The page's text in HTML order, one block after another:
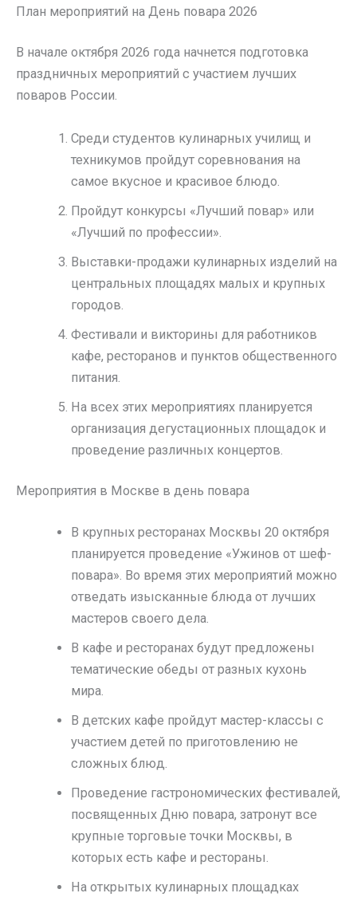
План мероприятий на День повара 2026
В начале октября 2026 года начнется подготовка
праздничных мероприятий с участием лучших
поваров России.
Среди студентов кулинарных училищ и
техникумов пройдут соревнования на
самое вкусное и красивое блюдо.
Пройдут конкурсы «Лучший повар» или
«Лучший по профессии».
Выставки-продажи кулинарных изделий на
центральных площадях малых и крупных
городов.
Фестивали и викторины для работников
кафе, ресторанов и пунктов общественного
питания.
На всех этих мероприятиях планируется
организация дегустационных площадок и
проведение различных концертов.
Мероприятия в Москве в день повара
В крупных ресторанах Москвы 20 октября
планируется проведение «Ужинов от шеф-
повара». Во время этих мероприятий можно
отведать изысканные блюда от лучших
мастеров своего дела.
В кафе и ресторанах будут предложены
тематические обеды от разных кухонь
мира.
В детских кафе пройдут мастер-классы с
участием детей по приготовлению не
сложных блюд.
Проведение гастрономических фестивалей,
посвященных Дню повара, затронут все
крупные торговые точки Москвы, в
которых есть кафе и рестораны.
На открытых кулинарных площадках